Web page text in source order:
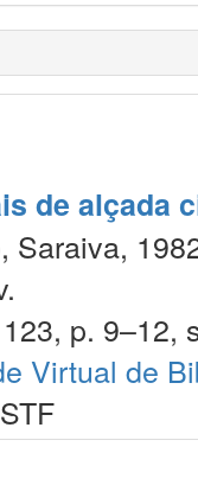
de alçada
Saraiva,
p. 9–12,
Virtual de
STF